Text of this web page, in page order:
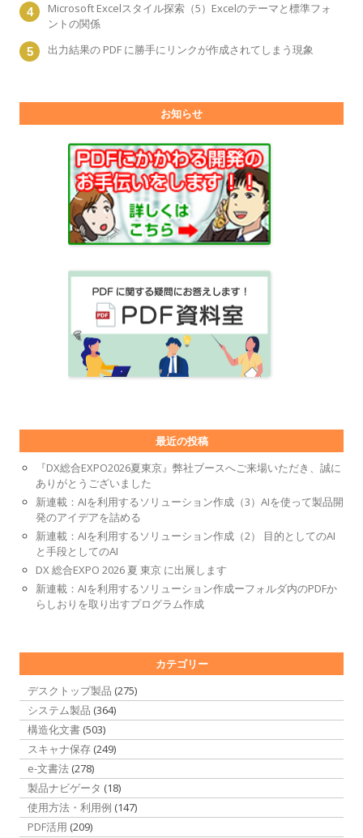
Microsoft Excelスタイル探索（5）Excelのテーマと標準フォ
ントの関係
出力結果の PDF に勝手にリンクが作成されてしまう現象
お知らせ
最近の投稿
『DX総合EXPO2026夏東京』弊社ブースへご来場いただき、誠に
ありがとうございました
新連載：AIを利用するソリューション作成（3）AIを使って製品開
発のアイデアを詰める
新連載：AIを利用するソリューション作成（2） 目的としてのAI
と手段としてのAI
DX 総合EXPO 2026 夏 東京 に出展します
新連載：AIを利用するソリューション作成ーフォルダ内のPDFか
らしおりを取り出すプログラム作成
カテゴリー
デスクトップ製品 (275)
システム製品 (364)
構造化文書 (503)
スキャナ保存 (249)
e-文書法 (278)
製品ナビゲータ (18)
使用方法・利用例 (147)
PDF活用 (209)